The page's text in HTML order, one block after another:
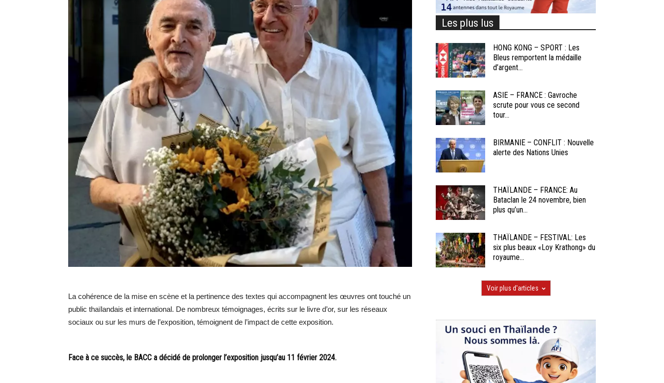
La cohérence de la mise en scène et la pertinence des textes qui accompagnent les œuvres ont touché un
public thaïlandais et international. De nombreux témoignages, écrits sur le livre d’or, sur les réseaux
sociaux ou sur les murs de l’exposition, témoignent de l’impact de cette exposition.
Face à ce succès, le BACC a décidé de prolonger l’exposition jusqu’au 11 février 2024.
Les plus lus
HONG KONG – SPORT : Les
Bleus remportent la médaille
d’argent...
ASIE – FRANCE : Gavroche
scrute pour vous ce second
tour...
BIRMANIE – CONFLIT : Nouvelle
alerte des Nations Unies
THAÏLANDE – FRANCE: Au
Bataclan le 24 novembre, bien
plus qu’un...
THAÏLANDE – FESTIVAL: Les
six plus beaux «Loy Krathong» du
royaume...
Voir plus d'articles